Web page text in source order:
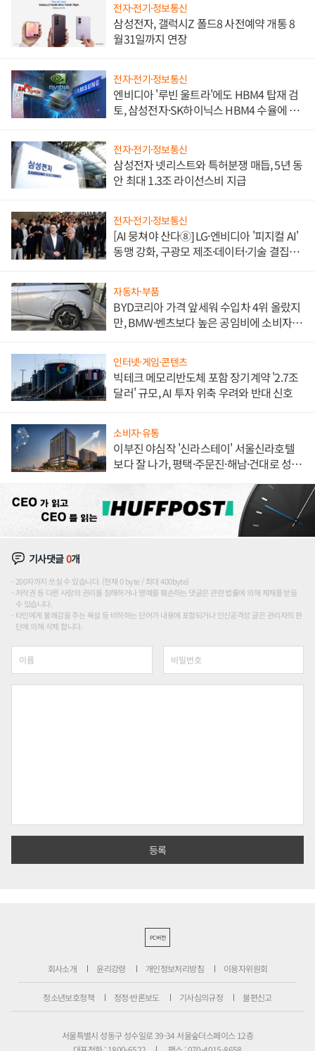
전자·전기·정보통신
삼성전자, 갤럭시Z 폴드8 사전예약 개통 8
월31일까지 연장
전자·전기·정보통신
엔비디아 '루빈 울트라'에도 HBM4 탑재 검
토, 삼성전자·SK하이닉스 HBM4 수율에 주
전자·전기·정보통신
삼성전자 넷리스트와 특허분쟁 매듭, 5년 동
안 최대 1.3조 라이선스비 지급
전자·전기·정보통신
[AI 뭉쳐야 산다⑧] LG·엔비디아 '피지컬 AI'
동맹 강화, 구광모 제조·데이터·기술 결집
자동차·부품
BYD코리아 가격 앞세워 수입차 4위 올랐지
만, BMW·벤츠보다 높은 공임비에 소비자
인터넷·게임·콘텐츠
빅테크 메모리반도체 포함 장기계약 '2.7조
달러' 규모, AI 투자 위축 우려와 반대 신호
소비자·유통
이부진 야심작 '신라스테이' 서울신라호텔
보다 잘 나가, 평택·주문진·해남·건대로 성
기사댓글0개
200자까지 쓰실 수 있습니다. (현재 0 byte / 최대 400byte)
저작권 등 다른 사람의 권리를 침해하거나 명예를 훼손하는 댓글은 관련 법률에 의해 제재를 받을
수 있습니다.
타인에게 불쾌감을 주는 욕설 등 비하하는 단어가 내용에 포함되거나 인신공격성 글은 관리자의 판
단에 의해 삭제 합니다.
PC버전
회사소개 윤리강령 개인정보처리방침 이용자위원회
청소년보호정책 정정·반론보도 기사심의규정 불편신고
서울특별시 성동구 성수일로 39-34 서울숲더스페이스 12층